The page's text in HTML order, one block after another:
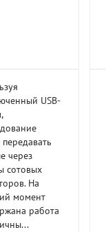
USB-
через
сотовых
На
момент
работа